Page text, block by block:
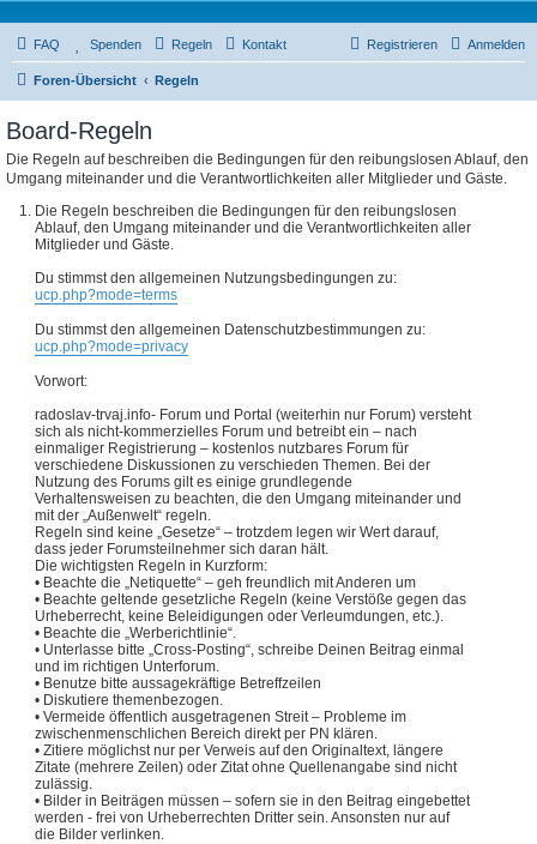
FAQ Spenden Regeln Kontakt Anmelden
Registrieren
Foren-Übersicht Regeln
Board-Regeln
Die Regeln auf beschreiben die Bedingungen für den reibungslosen Ablauf, den
Umgang miteinander und die Verantwortlichkeiten aller Mitglieder und Gäste.
Die Regeln beschreiben die Bedingungen für den reibungslosen
Ablauf, den Umgang miteinander und die Verantwortlichkeiten aller
Mitglieder und Gäste.
Du stimmst den allgemeinen Nutzungsbedingungen zu:
ucp.php?mode=terms
Du stimmst den allgemeinen Datenschutzbestimmungen zu:
ucp.php?mode=privacy
Vorwort:
radoslav-trvaj.info- Forum und Portal (weiterhin nur Forum) versteht
sich als nicht-kommerzielles Forum und betreibt ein – nach
einmaliger Registrierung – kostenlos nutzbares Forum für
verschiedene Diskussionen zu verschieden Themen. Bei der
Nutzung des Forums gilt es einige grundlegende
Verhaltensweisen zu beachten, die den Umgang miteinander und
mit der „Außenwelt“ regeln.
Regeln sind keine „Gesetze“ – trotzdem legen wir Wert darauf,
dass jeder Forumsteilnehmer sich daran hält.
Die wichtigsten Regeln in Kurzform:
• Beachte die „Netiquette“ – geh freundlich mit Anderen um
• Beachte geltende gesetzliche Regeln (keine Verstöße gegen das
Urheberrecht, keine Beleidigungen oder Verleumdungen, etc.).
• Beachte die „Werberichtlinie“.
• Unterlasse bitte „Cross-Posting“, schreibe Deinen Beitrag einmal
und im richtigen Unterforum.
• Benutze bitte aussagekräftige Betreffzeilen
• Diskutiere themenbezogen.
• Vermeide öffentlich ausgetragenen Streit – Probleme im
zwischenmenschlichen Bereich direkt per PN klären.
• Zitiere möglichst nur per Verweis auf den Originaltext, längere
Zitate (mehrere Zeilen) oder Zitat ohne Quellenangabe sind nicht
zulässig.
• Bilder in Beiträgen müssen – sofern sie in den Beitrag eingebettet
werden - frei von Urheberrechten Dritter sein. Ansonsten nur auf
die Bilder verlinken.